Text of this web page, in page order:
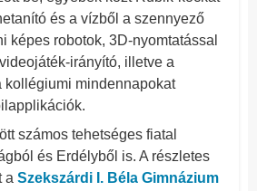
és a vízből a szennyező
képes robotok, 3D-nyomtatással
irányító, illetve a
kollégiumi mindennapokat
számos tehetséges fiatal
és Erdélyből is. A részletes
a Szekszárdi I. Béla Gimnázium